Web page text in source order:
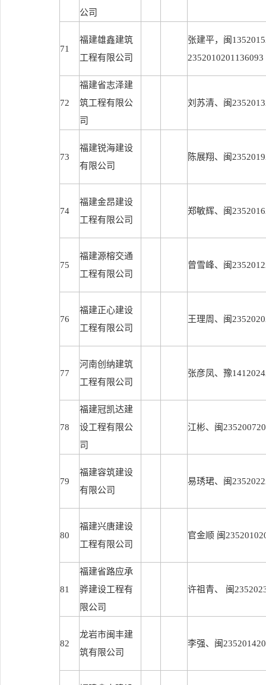
公司
71
福建雄鑫建筑
工程有限公司
张建平，闽
2352010201136093
72
福建省志泽建
筑工程有限公
司
刘苏清、闽
73
福建锐海建设
有限公司
陈展翔、闽
74
福建金昂建设
工程有限公司
郑敏辉、闽
75
福建源榕交通
工程有限公司
曾雪峰、闽
76
福建正心建设
工程有限公司
王理周、闽
77
河南创纳建筑
工程有限公司
张彦凤、豫
78
福建冠凯达建
设工程有限公
司
江彬、闽
79
福建容筑建设
有限公司
易琇珺、闽
80
福建兴唐建设
工程有限公司
官金顺 闽
81
福建省路应承
骅建设工程有
限公司
许祖青、 闽
82
龙岩市闽丰建
筑有限公司
李强、闽